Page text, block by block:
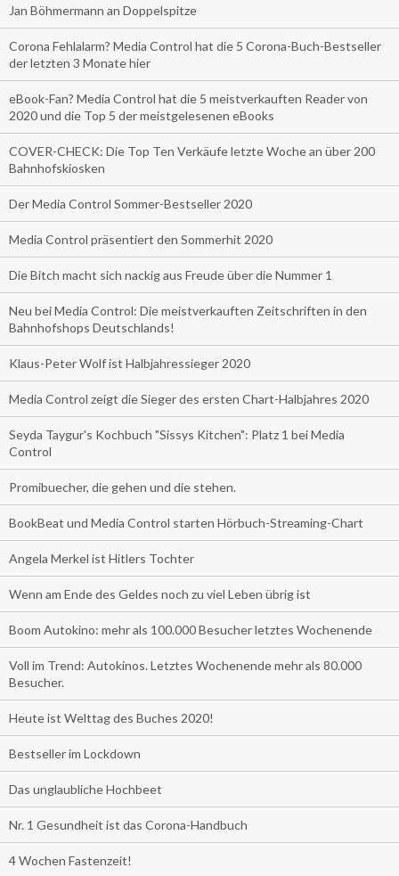
Jan Böhmermann an Doppelspitze
Corona Fehlalarm? Media Control hat die 5 Corona-Buch-Bestseller
der letzten 3 Monate hier
eBook-Fan? Media Control hat die 5 meistverkauften Reader von
2020 und die Top 5 der meistgelesenen eBooks
COVER-CHECK: Die Top Ten Verkäufe letzte Woche an über 200
Bahnhofskiosken
Der Media Control Sommer-Bestseller 2020
Media Control präsentiert den Sommerhit 2020
Die Bitch macht sich nackig aus Freude über die Nummer 1
Neu bei Media Control: Die meistverkauften Zeitschriften in den
Bahnhofshops Deutschlands!
Klaus-Peter Wolf ist Halbjahressieger 2020
Media Control zeigt die Sieger des ersten Chart-Halbjahres 2020
Seyda Taygur's Kochbuch "Sissys Kitchen": Platz 1 bei Media
Control
Promibuecher, die gehen und die stehen.
BookBeat und Media Control starten Hörbuch-Streaming-Chart
Angela Merkel ist Hitlers Tochter
Wenn am Ende des Geldes noch zu viel Leben übrig ist
Boom Autokino: mehr als 100.000 Besucher letztes Wochenende
Voll im Trend: Autokinos. Letztes Wochenende mehr als 80.000
Besucher.
Heute ist Welttag des Buches 2020!
Bestseller im Lockdown
Das unglaubliche Hochbeet
Nr. 1 Gesundheit ist das Corona-Handbuch
4 Wochen Fastenzeit!